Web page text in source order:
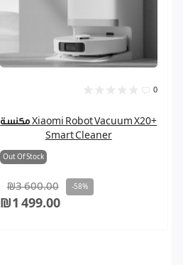
0
مكنسة Xiaomi Robot Vacuum X20+
Smart Cleaner
Out Of Stock
₪3 600.00 -58%
₪1 499.00